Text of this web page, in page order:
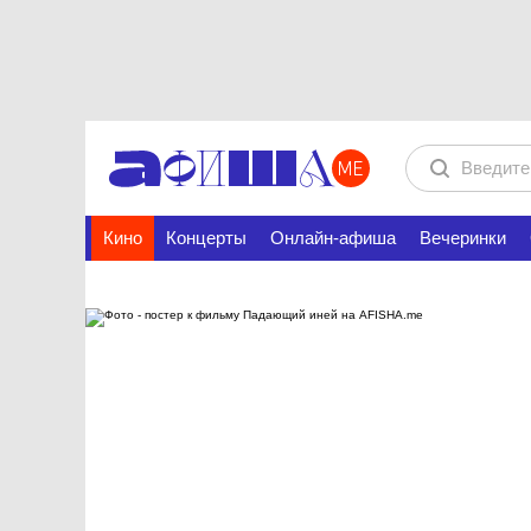
Кино Концерты Онлайн-афиша Вечеринки